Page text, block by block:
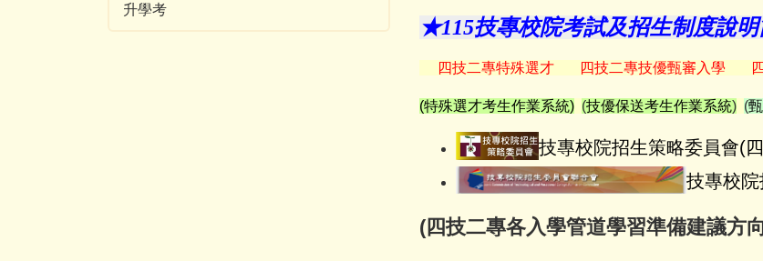
升學考
★115技專校院考試及招生制度說
四技二專特殊選才 四技二專技優甄審 入學
(特殊選才考生作業系統) (技優保送考生作業系統) (
技專校院招生策略委員會(
技專校
( 四技二專各入學管道學習準備建議方